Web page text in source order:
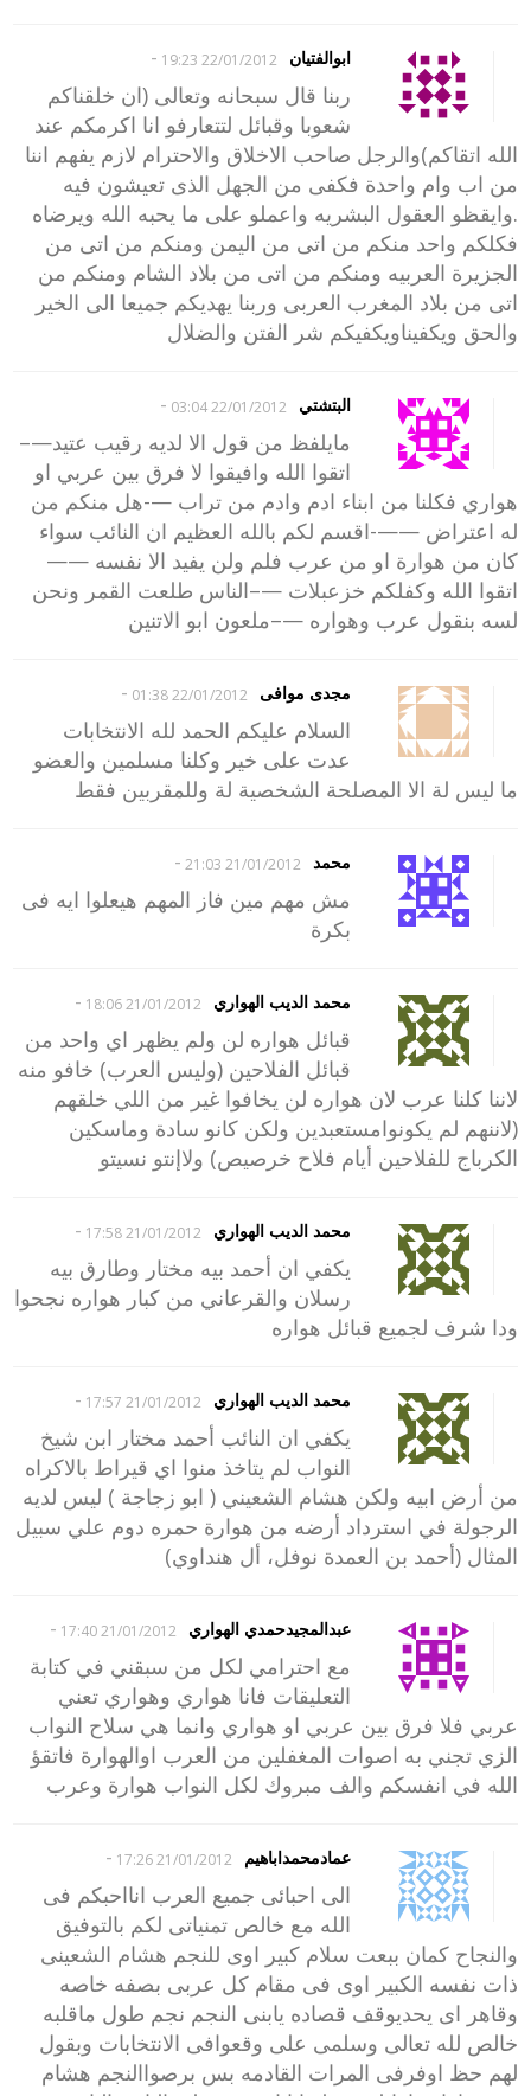
ابوالفتيان 22/01/2012 19:23
-
ربنا قال سبحانه وتعالى (ان خلقناكم
شعوبا وقبائل لتتعارفو انا اكرمكم عند
الله اتقاكم)والرجل صاحب الاخلاق والاحترام لازم يفهم اننا
من اب وام واحدة فكفى من الجهل الذى تعيشون فيه
.وايقظو العقول البشريه واعملو على ما يحبه الله ويرضاه
فكلكم واحد منكم من اتى من اليمن ومنكم من اتى من
الجزيرة العربيه ومنكم من اتى من بلاد الشام ومنكم من
اتى من بلاد المغرب العربى وربنا يهديكم جميعا الى الخير
والحق ويكفيناويكفيكم شر الفتن والضلال
البتشتي 22/01/2012 03:04
-
مايلفظ من قول الا لديه رقيب عتيد—–
اتقوا الله وافيقوا لا فرق بين عربي او
هواري فكلنا من ابناء ادم وادم من تراب —-هل منكم من
له اعتراض ——-اقسم لكم بالله العظيم ان النائب سواء
كان من هوارة او من عرب فلم ولن يفيد الا نفسه ——
اتقوا الله وكفلكم خزعبلات —–الناس طلعت القمر ونحن
لسه بنقول عرب وهواره —–ملعون ابو الاتنين
مجدى موافى 22/01/2012 01:38
-
السلام عليكم الحمد لله الانتخابات
عدت على خير وكلنا مسلمين والعضو
ما ليس لة الا المصلحة الشخصية لة وللمقربين فقط
محمد 21/01/2012 21:03
-
مش مهم مين فاز المهم هيعلوا ايه فى
بكرة
محمد الديب الهواري 21/01/2012 18:06
-
قبائل هواره لن ولم يظهر اي واحد من
قبائل الفلاحين (وليس العرب) خافو منه
لاننا كلنا عرب لان هواره لن يخافوا غير من اللي خلقهم
(لاننهم لم يكونوامستعبدين ولكن كانو سادة وماسكين
الكرباج للفلاحين أيام فلاح خرصيص) ولاإنتو نسيتو
محمد الديب الهواري 21/01/2012 17:58
-
يكفي ان أحمد بيه مختار وطارق بيه
رسلان والقرعاني من كبار هواره نجحوا
ودا شرف لجميع قبائل هواره
محمد الديب الهواري 21/01/2012 17:57
-
يكفي ان النائب أحمد مختار ابن شيخ
النواب لم يتاخذ منوا اي قيراط بالاكراه
من أرض ابيه ولكن هشام الشعيني ( ابو زجاجة ) ليس لديه
الرجولة في استرداد أرضه من هوارة حمره دوم علي سبيل
المثال (أحمد بن العمدة نوفل، أل هنداوي)
عبدالمجيدحمدي الهواري 21/01/2012 17:40
-
مع احترامي لكل من سبقني في كتابة
التعليقات فانا هواري وهواري تعني
عربي فلا فرق بين عربي او هواري وانما هي سلاح النواب
الزي تجني به اصوات المغفلين من العرب اوالهوارة فاتقؤ
الله في انفسكم والف مبروك لكل النواب هوارة وعرب
عمادمحمداباهيم 21/01/2012 17:26
-
الى احبائى جميع العرب انااحبكم فى
الله مع خالص تمنياتى لكم بالتوفيق
والنجاح كمان ببعت سلام كبير اوى للنجم هشام الشعينى
ذات نفسه الكبير اوى فى مقام كل عربى بصفه خاصه
وقاهر اى يحديوقف قصاده يابنى النجم نجم طول ماقلبه
خالص لله تعالى وسلمى على وقعوافى الانتخابات وبقول
لهم حظ اوفرفى المرات القادمه بس برصواالنجم هشام